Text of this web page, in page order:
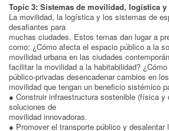
Topic 3: Sistemas de movilidad, logística
La movilidad, la logística y los sistemas de
desafiantes para
muchas ciudades. Estos temas dan lugar a
como: ¿Cómo afecta el espacio público a la
movilidad urbana en las ciudades
facilitar la movilidad a la habitabilidad?
público-privadas desencadenar cambios en
movilidad que tengan un beneficio sistémico
● Construir infraestructura sostenible (física y
soluciones de
movilidad innovadoras.
● Promover el transporte público y desalentar